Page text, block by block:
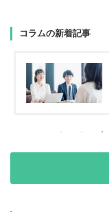
コラムの新着記事